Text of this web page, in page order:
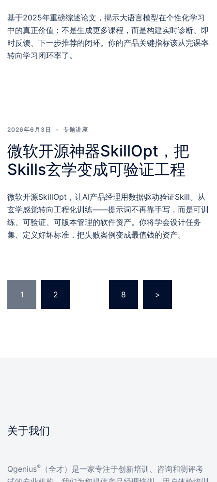
基于2025年重磅综述论文，揭示大语言模型在个性化学习
中的真正价值：不是生成更多课程，而是构建实时诊断、即
时反馈、下一步推荐的闭环。你的产品关键指标该从完课率
转向学习闭环率了。
2026年6月3日 专题讲座
微软开源神器SkillOpt，把
Skills玄学变成可验证工程
微软开源SkillOpt，让AI产品经理用数据驱动验证Skill。从
玄学感觉转向工程化训练——提示词不再靠手写，而是可训
练、可验证、可版本管理的软件资产。你将学会设计任务
集、定义好坏标准，把失败案例变成最值钱的资产。
分
1 2 8 >
关于我们
Qgenius®
（全才）是一家专注于创新培训、咨询和测评考